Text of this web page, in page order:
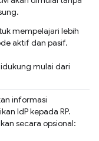
mempelajari lebih
aktif dan pasif.
mulai dari
informasi
IdP kepada RP.
secara opsional: